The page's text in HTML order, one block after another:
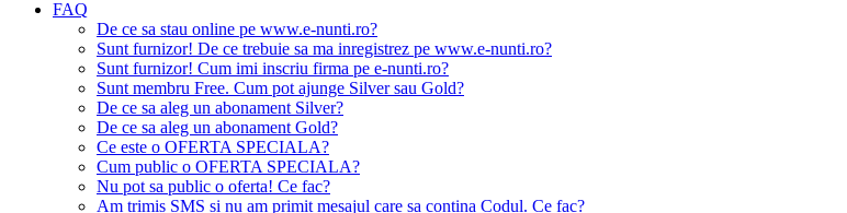
FAQ
De ce sa stau online pe www.e-nunti.ro?
Sunt furnizor! De ce trebuie sa ma inregistrez pe www.e-nunti.ro?
Sunt furnizor! Cum imi inscriu firma pe e-nunti.ro?
Sunt membru Free. Cum pot ajunge Silver sau Gold?
De ce sa aleg un abonament Silver?
De ce sa aleg un abonament Gold?
Ce este o OFERTA SPECIALA?
Cum public o OFERTA SPECIALA?
Nu pot sa public o oferta! Ce fac?
Am trimis SMS si nu am primit mesajul care sa contina Codul. Ce fac?